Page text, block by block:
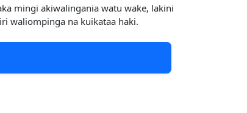
mingi akiwalingania watu wake, lakini
waliompinga na kuikataa haki.